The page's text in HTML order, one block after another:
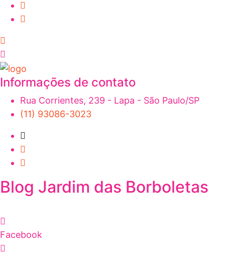
Informações de contato
Rua Corrientes, 239 - Lapa - São Paulo/SP
(11) 93086-3023
Blog Jardim das Borboletas
Facebook